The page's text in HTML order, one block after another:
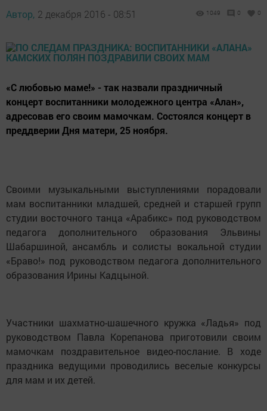
Автор, 2 декабря 2016 - 08:51 1049 0 0
«С любовью маме!» - так назвали праздничный
концерт воспитанники молодежного центра «Алан»,
адресовав его своим мамочкам. Состоялся концерт в
преддверии Дня матери, 25 ноября.
Своими музыкальными выступлениями порадовали
мам воспитанники младшей, средней и старшей групп
студии восточного танца «Арабикс» под руководством
педагога дополнительного образования Эльвины
Шабаршиной, ансамбль и солисты вокальной студии
«Браво!» под руководством педагога дополнительного
образования Ирины Кадцыной.
Участники шахматно-шашечного кружка «Ладья» под
руководством Павла Корепанова приготовили своим
мамочкам поздравительное видео-послание. В ходе
праздника ведущими проводились веселые конкурсы
для мам и их детей.